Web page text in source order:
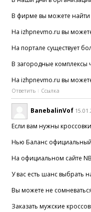
В фирме вы можете найти
На izhpnevmo.ru вы
На портале существует
В загородные комплексы
На izhpnevmo.ru вы
Ответить Ссылка
BanebalinVof
Если вам нужны
Нью Баланс официальный
На официальном сайте
У вас есть шанс выбрать
Вы можете не
Заказать мужские